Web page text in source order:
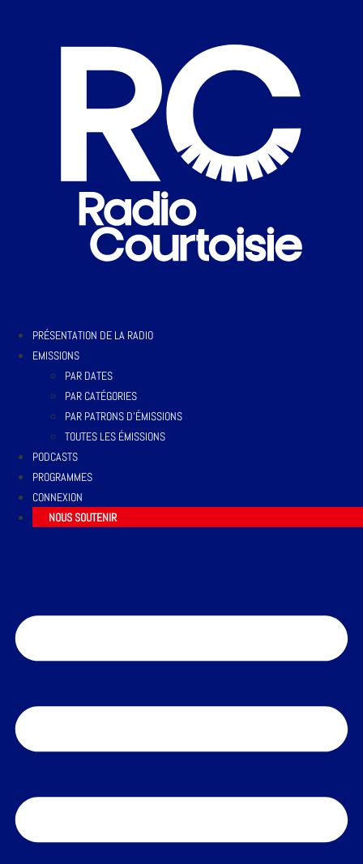
PRÉSENTATION DE LA RADIO
EMISSIONS
PAR DATES
PAR CATÉGORIES
PAR PATRONS D’ÉMISSIONS
TOUTES LES ÉMISSIONS
PODCASTS
PROGRAMMES
CONNEXION
NOUS SOUTENIR